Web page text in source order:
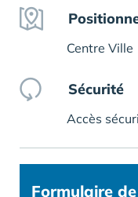
Centre Ville
Sécurité
Accès
Formulaire